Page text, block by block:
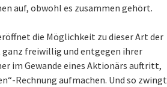
auf, obwohl es zusammen gehört.
die Möglichkeit zu dieser Art der
freiwillig und entgegen ihrer
im Gewande eines Aktionärs auftritt,
Rechnung aufmachen. Und so zwingt